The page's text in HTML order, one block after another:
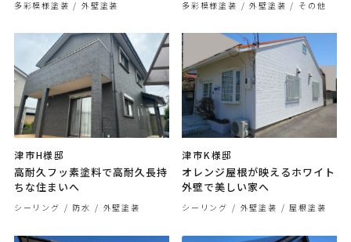
多彩模様塗装
外壁塗装
多彩模様塗装
外壁塗装 その他
津市H様邸
高耐久フッ素塗料で高耐久長持
ちな住まいへ
シーリング 防水 外壁塗装
津市K様邸
オレンジ屋根が映えるホワイト
外壁で美しい家へ
シーリング 外壁塗装 屋根塗装